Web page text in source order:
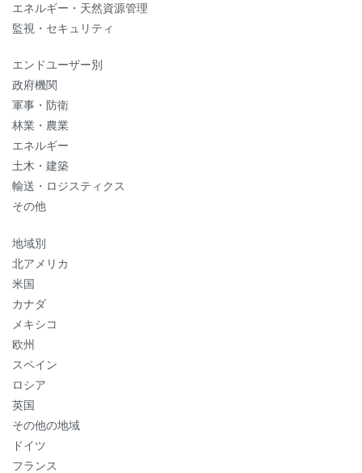
エネルギー・天然資源管理
監視・セキュリティ
エンドユーザー別
政府機関
軍事・防衛
林業・農業
エネルギー
土木・建築
輸送・ロジスティクス
その他
地域別
北アメリカ
米国
カナダ
メキシコ
欧州
スペイン
ロシア
英国
その他の地域
ドイツ
フランス